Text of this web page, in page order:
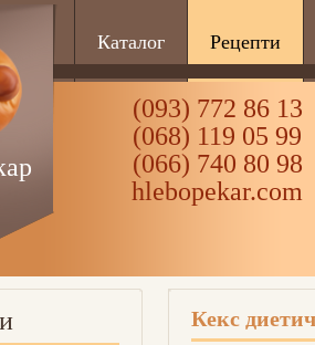
Каталог Рецепти
(093) 772 86 13
(068) 119 05 99
(066) 740 80 98
hlebopekar.com
Кекс